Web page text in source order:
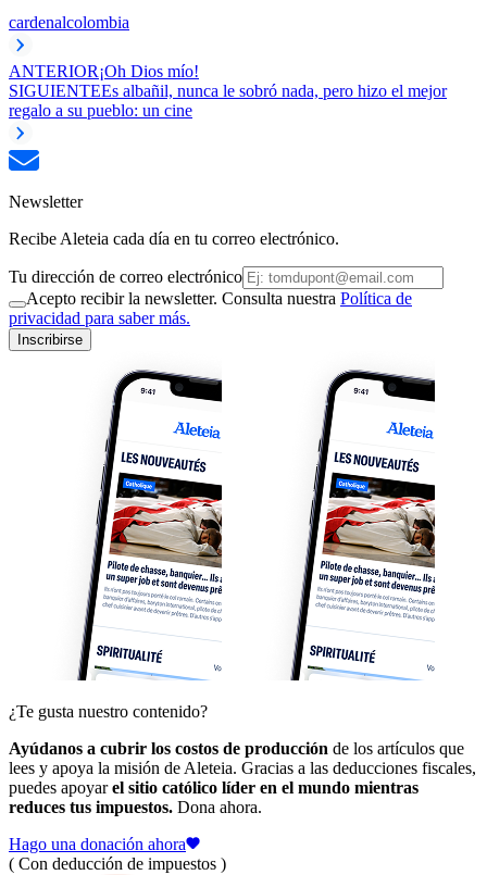
cardenalcolombia
ANTERIOR¡Oh Dios mío!
SIGUIENTEEs albañil, nunca le sobró nada, pero hizo el mejor
regalo a su pueblo: un cine
Newsletter
Recibe Aleteia cada día en tu correo electrónico.
Tu dirección de correo electrónico
Acepto recibir la newsletter. Consulta nuestra Política de
privacidad para saber más.
Inscribirse
¿Te gusta nuestro contenido?
Ayúdanos a cubrir los costos de producción de los artículos que
lees y apoya la misión de Aleteia. Gracias a las deducciones fiscales,
puedes apoyarel sitio católico líder en el mundo mientras
reduces tus impuestos. Dona ahora.
Hago una donación ahora
( Con deducción de impuestos )